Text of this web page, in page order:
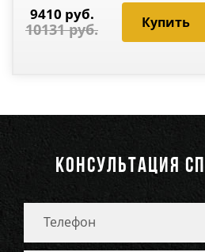
9410 руб.
10131 руб.
КОНСУЛЬТАЦИЯ